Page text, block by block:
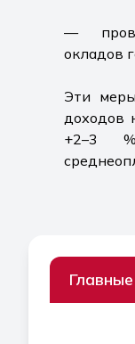
—
окладов
Эти
доходов
+2–3